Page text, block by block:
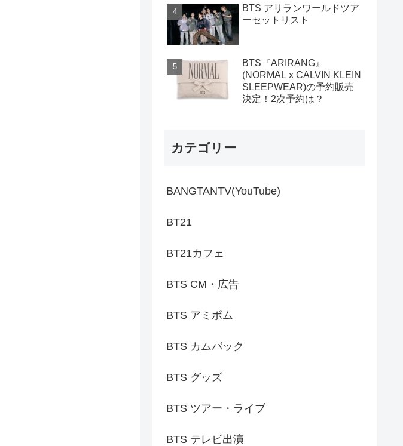
BTS アリランワールドツア
ーセットリスト
BTS『ARIRANG』
(NORMAL x CALVIN KLEIN
SLEEPWEAR)の予約販売
決定！2次予約は？
カテゴリー
BANGTANTV(YouTube)
BT21
BT21カフェ
BTS CM・広告
BTS アミボム
BTS カムバック
BTS グッズ
BTS ツアー・ライブ
BTS テレビ出演